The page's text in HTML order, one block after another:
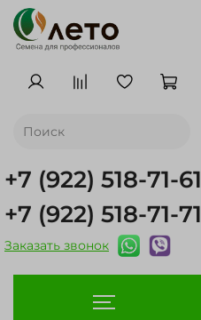
+7 (922) 518-71-61
+7 (922) 518-71-71
Заказать звонок